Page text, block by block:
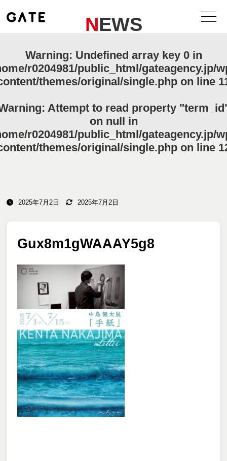
NEWS
Warning: Undefined array key 0 in
r0204981/public_html/gateagency.jp/
themes/original/single.php on line
: Attempt to read property
on null in
r0204981/public_html/gateagency.jp/
themes/original/single.phpon line
2025年7月2日 2025年7月2日
Gux8m1gWAAAY5g8